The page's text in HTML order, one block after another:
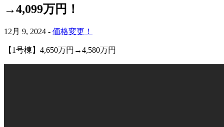
→4,099万円！
12月 9, 2024 - 価格変更！
【1号棟】4,650万円→4,580万円